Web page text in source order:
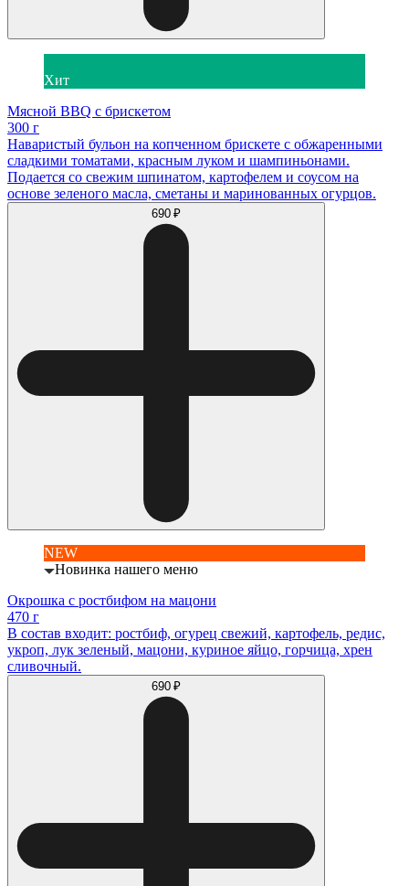
Хит
Мясной BBQ с брискетом
300 г
Наваристый бульон на копченном брискете с обжаренными
сладкими томатами, красным луком и шампиньонами.
Подается со свежим шпинатом, картофелем и соусом на
основе зеленого масла, сметаны и маринованных огурцов.
690 ₽
NEW
Новинка нашего меню
Окрошка с ростбифом на мацони
470 г
В состав входит: ростбиф, огурец свежий, картофель, редис,
укроп, лук зеленый, мацони, куриное яйцо, горчица, хрен
сливочный.
690 ₽